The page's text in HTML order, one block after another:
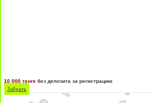
10 000 тенге без депозита за регистрацию
Забрать